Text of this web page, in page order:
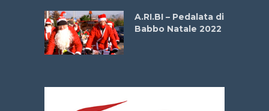
A.RI.BI – Pedalata di
Babbo Natale 2022